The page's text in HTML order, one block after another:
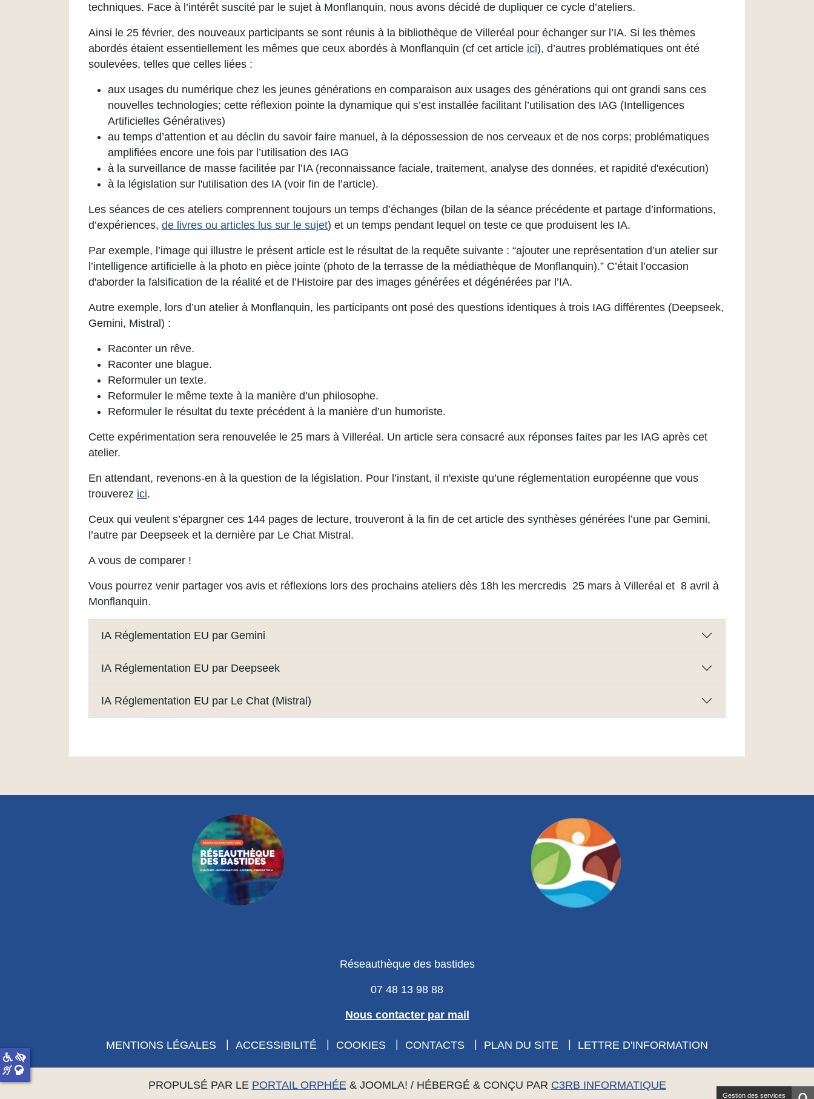
techniques. Face à l’intérêt suscité par le sujet à Monflanquin, nous avons décidé de dupliquer ce cycle d’ateliers.
Ainsi le 25 février, des nouveaux participants se sont réunis à la bibliothèque de Villeréal pour échanger sur l’IA. Si les thèmes
abordés étaient essentiellement les mêmes que ceux abordés à Monflanquin (cf cet article ici), d’autres problématiques ont été
soulevées, telles que celles liées :
aux usages du numérique chez les jeunes générations en comparaison aux usages des générations qui ont grandi sans ces
nouvelles technologies; cette réflexion pointe la dynamique qui s’est installée facilitant l’utilisation des IAG (Intelligences
Artificielles Génératives)
au temps d’attention et au déclin du savoir faire manuel, à la dépossession de nos cerveaux et de nos corps; problématiques
amplifiées encore une fois par l’utilisation des IAG
à la surveillance de masse facilitée par l’IA (reconnaissance faciale, traitement, analyse des données, et rapidité d'exécution)
à la législation sur l'utilisation des IA (voir fin de l’article).
Les séances de ces ateliers comprennent toujours un temps d’échanges (bilan de la séance précédente et partage d’informations,
d’expériences, de livres ou articles lus sur le sujet) et un temps pendant lequel on teste ce que produisent les IA.
Par exemple, l’image qui illustre le présent article est le résultat de la requête suivante : “ajouter une représentation d’un atelier sur
l’intelligence artificielle à la photo en pièce jointe (photo de la terrasse de la médiathèque de Monflanquin).” C’était l’occasion
d'aborder la falsification de la réalité et de l’Histoire par des images générées et dégénérées par l’IA.
Autre exemple, lors d’un atelier à Monflanquin, les participants ont posé des questions identiques à trois IAG différentes (Deepseek,
Gemini, Mistral) :
Raconter un rêve.
Raconter une blague.
Reformuler un texte.
Reformuler le même texte à la manière d’un philosophe.
Reformuler le résultat du texte précédent à la manière d’un humoriste.
Cette expérimentation sera renouvelée le 25 mars à Villeréal. Un article sera consacré aux réponses faites par les IAG après cet
atelier.
En attendant, revenons-en à la question de la législation. Pour l’instant, il n'existe qu’une réglementation européenne que vous
trouverez ici.
Ceux qui veulent s’épargner ces 144 pages de lecture, trouveront à la fin de cet article des synthèses générées l’une par Gemini,
l’autre par Deepseek et la dernière par Le Chat Mistral.
A vous de comparer !
Vous pourrez venir partager vos avis et réflexions lors des prochains ateliers dès 18h les mercredis 25 mars à Villeréal et 8 avril à
Monflanquin.
IA Réglementation EU par Gemini
IA Réglementation EU par Deepseek
IA Réglementation EU par Le Chat (Mistral)
Réseauthèque des bastides
07 48 13 98 88
Nous contacter par mail
MENTIONS LÉGALES ACCESSIBILITÉ COOKIES CONTACTS PLAN DU SITE LETTRE D'INFORMATION
PROPULSÉ PAR LE PORTAIL ORPHÉE & JOOMLA! / HÉBERGÉ & CONÇU PAR C3RB INFORMATIQUE
Gestion des services